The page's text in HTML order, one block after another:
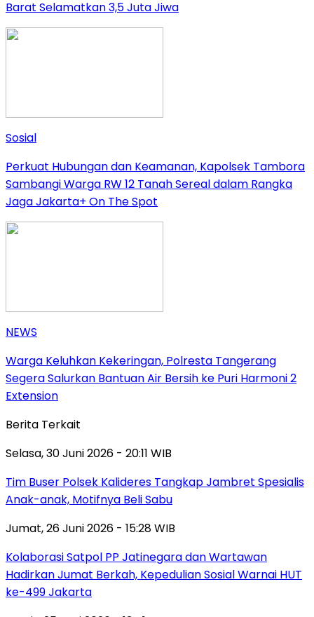
Barat Selamatkan 3,5 Juta Jiwa
Sosial
Perkuat Hubungan dan Keamanan, Kapolsek Tambora
Sambangi Warga RW 12 Tanah Sereal dalam Rangka
Jaga Jakarta+ On The Spot
NEWS
Warga Keluhkan Kekeringan, Polresta Tangerang
Segera Salurkan Bantuan Air Bersih ke Puri Harmoni 2
Extension
Berita Terkait
Selasa, 30 Juni 2026 - 20:11 WIB
Tim Buser Polsek Kalideres Tangkap Jambret Spesialis
Anak-anak, Motifnya Beli Sabu
Jumat, 26 Juni 2026 - 15:28 WIB
Kolaborasi Satpol PP Jatinegara dan Wartawan
Hadirkan Jumat Berkah, Kepedulian Sosial Warnai HUT
ke-499 Jakarta